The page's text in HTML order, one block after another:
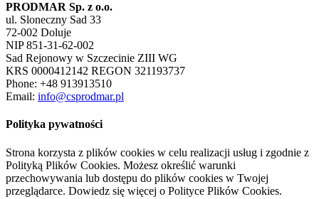
PRODMAR Sp. z o.o.
ul. Sloneczny Sad 33
72-002 Doluje
NIP 851-31-62-002
Sad Rejonowy w Szczecinie ZIII WG
KRS 0000412142 REGON 321193737
Phone: +48 913913510
Email: info@csprodmar.pl
Polityka pywatności
Strona korzysta z plików cookies w celu realizacji usług i zgodnie z
Polityką Plików Cookies. Możesz określić warunki
przechowywania lub dostępu do plików cookies w Twojej
przeglądarce. Dowiedz się więcej o Polityce Plików Cookies.